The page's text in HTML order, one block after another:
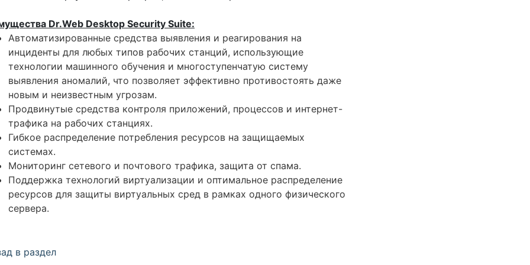
Dr.Web Desktop Security Suite:
Автоматизированные средства выявления и реагирования на
инциденты для любых типов рабочих станций, использующие
технологии машинного обучения и многоступенчатую систему
выявления аномалий, что позволяет эффективно противостоять даже
новым и неизвестным угрозам.
Продвинутые средства контроля приложений, процессов и интернет-
трафика на рабочих станциях.
Гибкое распределение потребления ресурсов на защищаемых
системах.
Мониторинг сетевого и почтового трафика, защита от спама.
Поддержка технологий виртуализации и оптимальное распределение
ресурсов для защиты виртуальных сред в рамках одного физического
сервера.
в раздел